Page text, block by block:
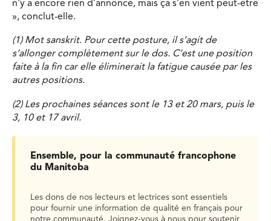
n’y a encore rien d’annoncé, mais ça s’en vient peut-être
», conclut-elle.
(1) Mot sanskrit. Pour cette posture, il s’agit de
s’allonger complètement sur le dos. C’est une position
faite à la fin car elle éliminerait la fatigue causée par les
autres positions.
(2) Les prochaines séances sont le 13 et 20 mars, puis le
3, 10 et 17 avril.
Ensemble, pour la communauté francophone
du Manitoba
Les dons de nos lecteurs et lectrices sont essentiels
pour fournir une information de qualité en français pour
notre communauté. Joignez-vous à nous pour soutenir